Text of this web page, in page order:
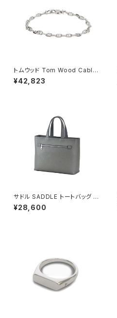
トムウッド Tom Wood Cable
Bracelet ブレスレット 10008
7-65 シルバー
¥42,823
サドル SADDLE トートバッグ ミ
ニトート 牛革 本革 日本製 姫路
産 自立 53447-12h メンズ レ
¥28,600